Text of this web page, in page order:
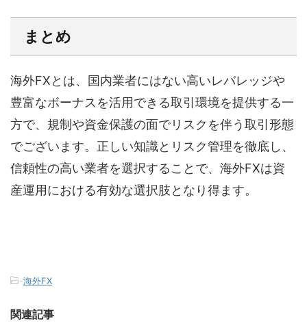
まとめ
海外FXとは、国内業者にはない高いレバレッジや
豊富なボーナスを活用できる取引環境を提供する一
方で、規制や資金保護の面でリスクを伴う取引形態
でございます。正しい知識とリスク管理を徹底し、
信頼性の高い業者を選択することで、海外FXは資
産運用における有効な選択肢となり得ます。
-海外FX
関連記事